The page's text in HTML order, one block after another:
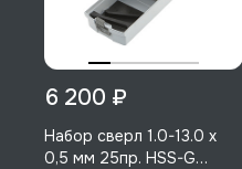
6 200 ₽
Набор сверл 1.0-13.0 х
0,5 мм 25пр. HSS-G